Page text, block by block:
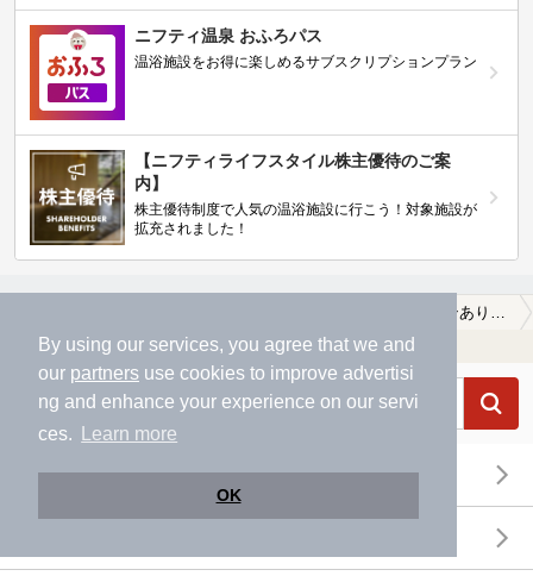
By using our services, you agree that we and
our partners use cookies to improve advertisi
ng and enhance your experience on our servi
ces.
Learn more
OK
ニフティ温泉 おふろパス
温浴施設をお得に楽しめるサブスクリプションプラン
【ニフティライフスタイル株主優待のご案
内】
株主優待制度で人気の温浴施設に行こう！対象施設が
拡充されました！
温浴施設を探す
エリアから探す